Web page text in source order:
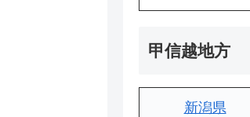
甲信越地方
新潟県